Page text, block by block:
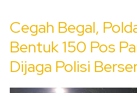
Cegah Begal,
Bentuk 150 Pos
Dijaga Polisi